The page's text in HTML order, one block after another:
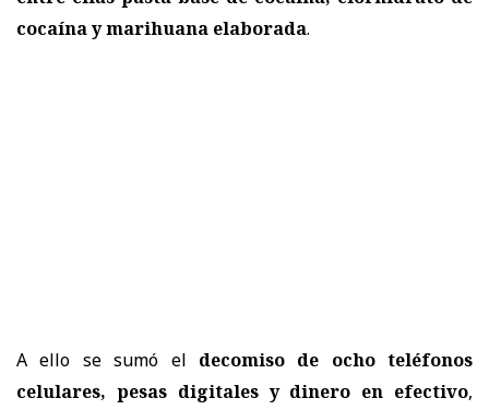
cocaína y marihuana elaborada.
A ello se sumó el decomiso de ocho teléfonos
celulares, pesas digitales y dinero en efectivo,